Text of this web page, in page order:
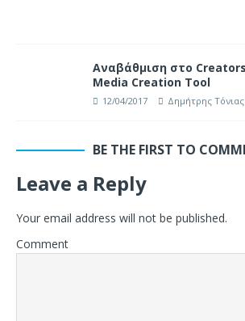
Αναβάθμιση στο
Media Creation Tool
12/04/2017 Δημήτρης Τόνιας
BE THE FIRST TO
Leave a Reply
Your email address will not be published.
Comment